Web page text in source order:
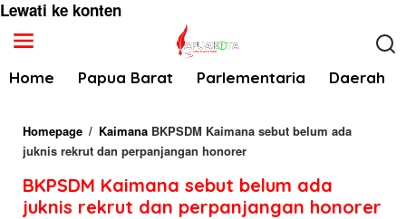
Lewati ke konten
Home Papua Barat Parlementaria Daerah
Homepage / Kaimana BKPSDM Kaimana sebut belum ada
juknis rekrut dan perpanjangan honorer
BKPSDM Kaimana sebut belum ada
juknis rekrut dan perpanjangan honorer